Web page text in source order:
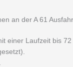
an der A 61
einer Laufzeit bis